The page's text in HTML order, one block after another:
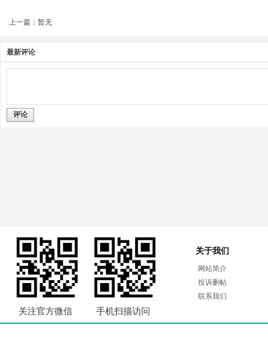
上一篇：暂无
最新评论
评论
关注官方微信 手机扫描访问
关于我们
网站简介
投诉删帖
联系我们